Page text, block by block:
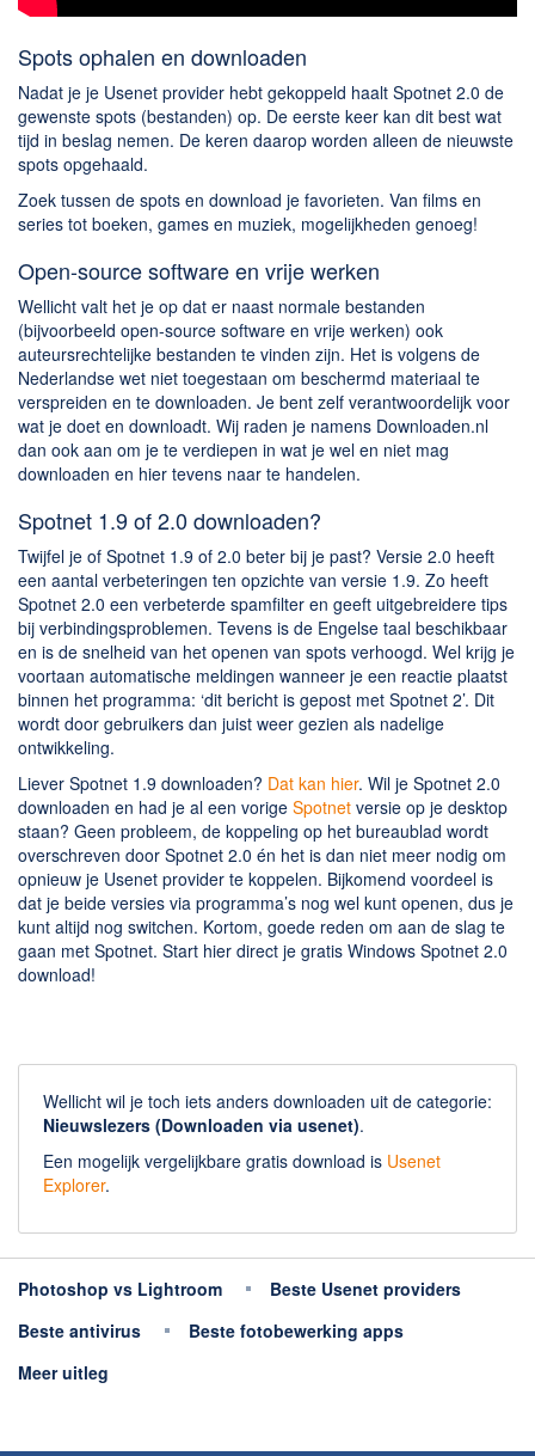
Spots ophalen en downloaden
Nadat je je Usenet provider hebt gekoppeld haalt Spotnet 2.0 de
gewenste spots (bestanden) op. De eerste keer kan dit best wat
tijd in beslag nemen. De keren daarop worden alleen de nieuwste
spots opgehaald.
Zoek tussen de spots en download je favorieten. Van films en
series tot boeken, games en muziek, mogelijkheden genoeg!
Open-source software en vrije werken
Wellicht valt het je op dat er naast normale bestanden
(bijvoorbeeld open-source software en vrije werken) ook
auteursrechtelijke bestanden te vinden zijn. Het is volgens de
Nederlandse wet niet toegestaan om beschermd materiaal te
verspreiden en te downloaden. Je bent zelf verantwoordelijk voor
wat je doet en downloadt. Wij raden je namens Downloaden.nl
dan ook aan om je te verdiepen in wat je wel en niet mag
downloaden en hier tevens naar te handelen.
Spotnet 1.9 of 2.0 downloaden?
Twijfel je of Spotnet 1.9 of 2.0 beter bij je past? Versie 2.0 heeft
een aantal verbeteringen ten opzichte van versie 1.9. Zo heeft
Spotnet 2.0 een verbeterde spamfilter en geeft uitgebreidere tips
bij verbindingsproblemen. Tevens is de Engelse taal beschikbaar
en is de snelheid van het openen van spots verhoogd. Wel krijg je
voortaan automatische meldingen wanneer je een reactie plaatst
binnen het programma: ‘dit bericht is gepost met Spotnet 2’. Dit
wordt door gebruikers dan juist weer gezien als nadelige
ontwikkeling.
Liever Spotnet 1.9 downloaden? Dat kan hier. Wil je Spotnet 2.0
downloaden en had je al een vorige Spotnet versie op je desktop
staan? Geen probleem, de koppeling op het bureaublad wordt
overschreven door Spotnet 2.0 én het is dan niet meer nodig om
opnieuw je Usenet provider te koppelen. Bijkomend voordeel is
dat je beide versies via programma’s nog wel kunt openen, dus je
kunt altijd nog switchen. Kortom, goede reden om aan de slag te
gaan met Spotnet. Start hier direct je gratis Windows Spotnet 2.0
download!
Wellicht wil je toch iets anders downloaden uit de categorie:
Nieuwslezers (Downloaden via usenet).
Een mogelijk vergelijkbare gratis download is Usenet
Explorer.
Photoshop vs Lightroom
Beste Usenet providers
Beste antivirus
Beste fotobewerking apps
Meer uitleg